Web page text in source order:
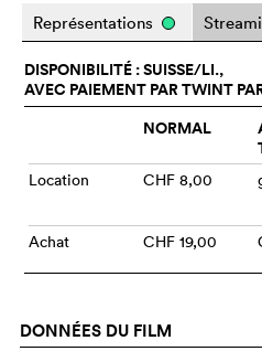
Représentations
DISPONIBILITÉ : SUISSE/LI.,
AVEC PAIEMENT PAR TWINT
NORMAL
Location CHF 8,00
Achat CHF 19,00
DONNÉES DU FILM